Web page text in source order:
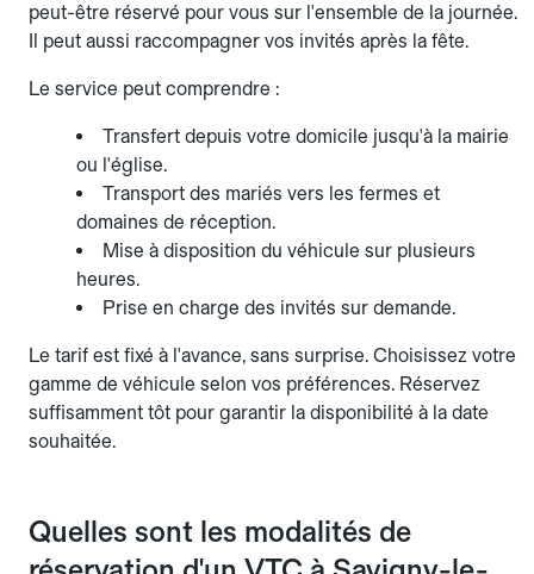
peut-être réservé pour vous sur l'ensemble de la journée.
Il peut aussi raccompagner vos invités après la fête.
Le service peut comprendre :
Transfert depuis votre domicile jusqu'à la mairie
ou l'église.
Transport des mariés vers les fermes et
domaines de réception.
Mise à disposition du véhicule sur plusieurs
heures.
Prise en charge des invités sur demande.
Le tarif est fixé à l'avance, sans surprise. Choisissez votre
gamme de véhicule selon vos préférences. Réservez
suffisamment tôt pour garantir la disponibilité à la date
souhaitée.
Quelles sont les modalités de